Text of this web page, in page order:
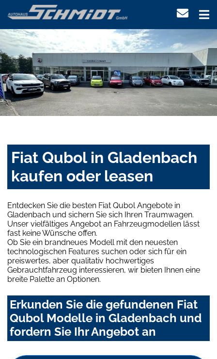
Fiat Qubol in Gladenbach
kaufen oder leasen
Entdecken Sie die besten Fiat Qubol Angebote in
Gladenbach und sichern Sie sich Ihren Traumwagen.
Unser vielfältiges Angebot an Fahrzeugmodellen lässt
fast keine Wünsche offen.
Ob Sie ein brandneues Modell mit den neuesten
technologischen Features suchen oder sich für ein
preiswertes, aber qualitativ hochwertiges
Gebrauchtfahrzeug interessieren, wir bieten Ihnen eine
breite Palette an Optionen.
Erkunden Sie die gefundenen Fiat
Qubol Modelle in Gladenbach und
fordern Sie Ihr Angebot an